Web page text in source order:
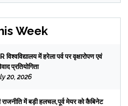
Week
विश्वविद्यालय में हरेला पर्व पर वृक्षारोपण एवं
प्रतियोगिता
20, 2026
में बड़ी हलचल,पूर्व मेयर को कैबिनेट